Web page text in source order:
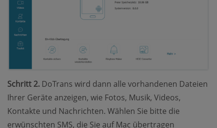
Schritt 2. DoTrans wird dann alle vorhandenen Dateien
Ihrer Geräte anzeigen, wie Fotos, Musik, Videos,
Kontakte und Nachrichten. Wählen Sie bitte die
erwünschten SMS, die Sie auf Mac übertragen